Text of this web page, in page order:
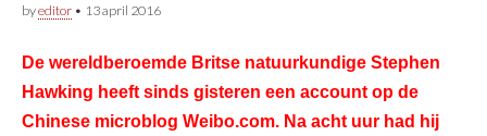
byeditor • 13 april 2016
De wereldberoemde Britse natuurkundige Stephen
Hawking heeft sinds gisteren een account op de
Chinese microblog Weibo.com. Na acht uur had hij